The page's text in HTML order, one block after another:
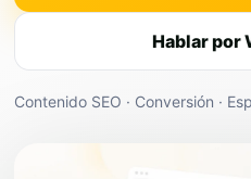
Hablar por
Contenido SEO · Conversión ·